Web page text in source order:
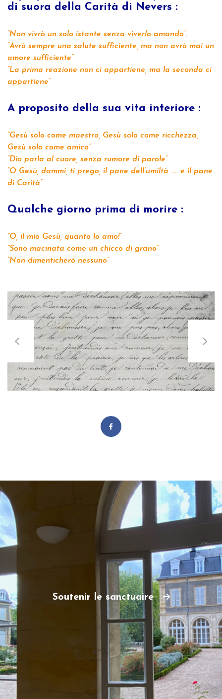
di suora della Carità di Nevers :
“Non vivrò un solo istante senza viverlo amando”.
“Avrò sempre una salute sufficiente, ma non avrò mai un
amore sufficiente”
“La prima reazione non ci appartiene, ma la seconda ci
appartiene”
A proposito della sua vita interiore :
“Gesù solo come maestro, Gesù solo come ricchezza,
Gesù solo come amico”
“Dio parla al cuore, senza rumore di parole”
“O Gesù, dammi, ti prego, il pane dell’umiltà ….. e il pane
di Carità”
Qualche giorno prima di morire :
“O, il mio Gesù, quanto lo amo!”
“Sono macinata come un chicco di grano”
“Non dimenticherò nessuno”
Soutenir le sanctuaire